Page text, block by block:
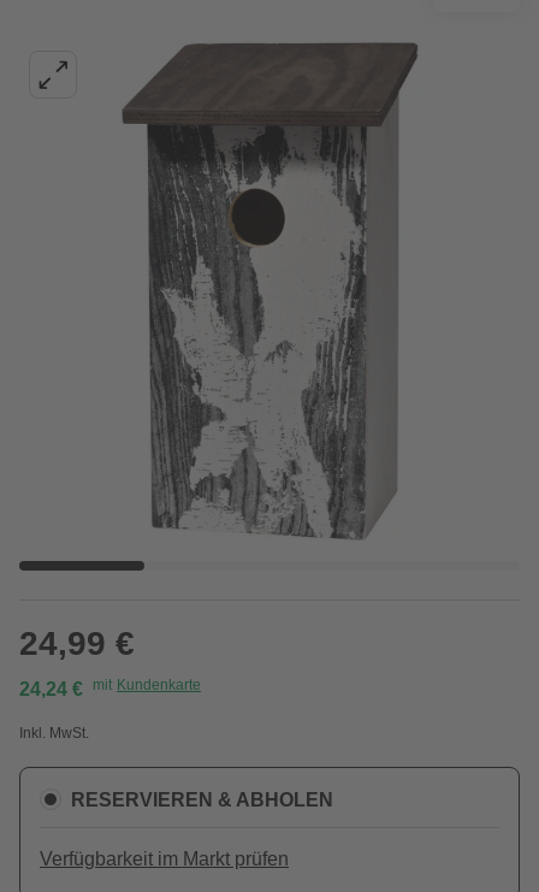
24,99 €
24,24 € mit Kundenkarte
Inkl. MwSt.
RESERVIEREN & ABHOLEN
Verfügbarkeit im Markt prüfen